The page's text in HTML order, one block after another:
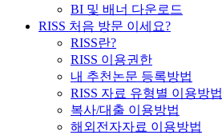
BI 및 배너 다운로드
RISS 처음 방문 이세요?
RISS란?
RISS 이용권한
내 추천논문 등록방법
RISS 자료 유형별 이용방법
복사/대출 이용방법
해외전자자료 이용방법